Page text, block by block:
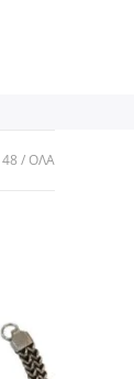
48 ΌΛΑ